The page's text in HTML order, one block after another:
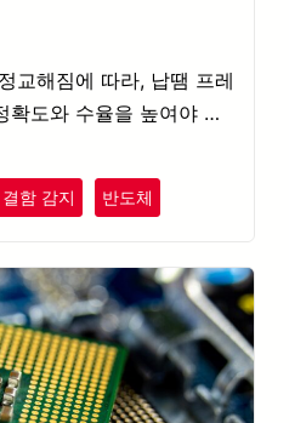
교해짐에 따라, 납땜 프레
확도와 수율을 높여야 할
결함 감지 반도체